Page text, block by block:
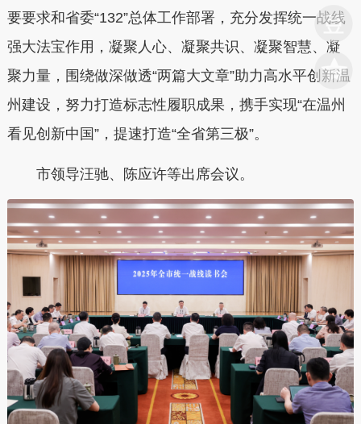
要要求和省委“132”总体工作部署，充分发挥统一战线
强大法宝作用，凝聚人心、凝聚共识、凝聚智慧、凝
聚力量，围绕做深做透“两篇大文章”助力高水平创新温
州建设，努力打造标志性履职成果，携手实现“在温州
看见创新中国”，提速打造“全省第三极”。
市领导汪驰、陈应许等出席会议。